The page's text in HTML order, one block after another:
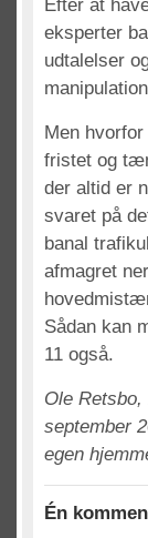
Efter at
eksperter
udtalelser
Men
fristet og
der altid er
svaret på
banal
afmagret
Sådan kan
11 også.
Ole
september
egen
Én